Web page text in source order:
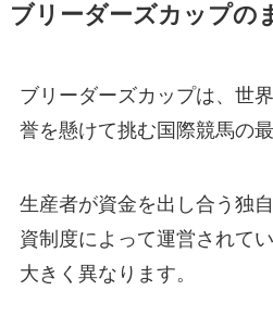
ブリーダーズカップの
ブリーダーズカップは、世
誉を懸けて挑む国際競馬の最
生産者が資金を出し合う独
資制度によって運営されて
大きく異なります。